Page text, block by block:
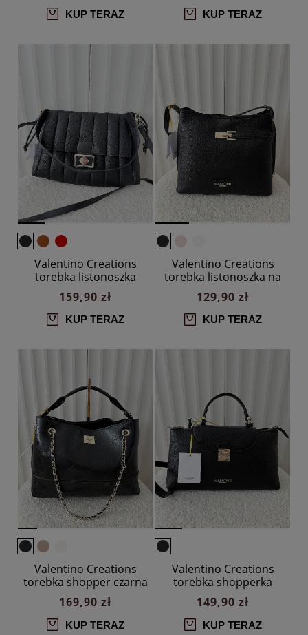
KUP TERAZ KUP TERAZ
Valentino Creations
torebka listonoszka
czarna z przeszyciami
159,90 zł
KUP TERAZ
Valentino Creations
torebka listonoszka na
ramię czarna
129,90 zł
KUP TERAZ
Valentino Creations
torebka shopper czarna
pikowana z łańcuszkiem
169,90 zł
KUP TERAZ
Valentino Creations
torebka shopperka
czarna z klapką
149,90 zł
KUP TERAZ